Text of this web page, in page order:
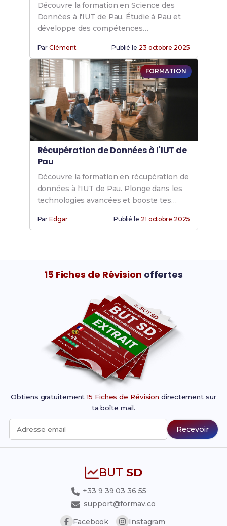
Découvre la formation en Science des
Données à l'IUT de Pau. Étudie à Pau et
développe des compétences
recherchées en analyse et gestion des
données.
ParClément Publié le 23 octobre 2025
FORMATION
Récupération de Données à l'IUT de
Pau
Découvre la formation en récupération de
données à l'IUT de Pau. Plonge dans les
technologies avancées et booste tes
compétences pour une carrière réussie.
ParEdgar Publié le 21 octobre 2025
15 Fiches de Révision offertes
Obtiens gratuitement15 Fiches de Révision directement sur
ta boîte mail.
Adresse email Recevoir
BUT SD
+33 9 39 03 36 55
support@formav.co
Facebook
Instagram